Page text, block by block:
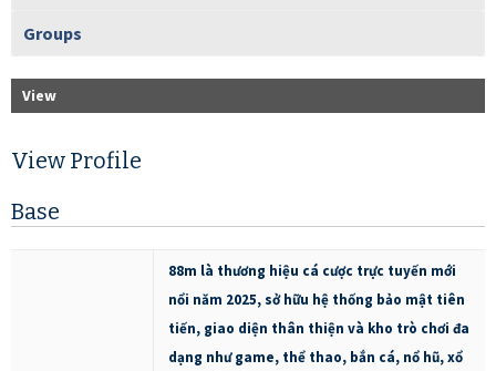
Groups
View
View Profile
Base
88m là thương hiệu cá cược trực tuyến mới
nổi năm 2025, sở hữu hệ thống bảo mật tiên
tiến, giao diện thân thiện và kho trò chơi đa
dạng như game, thể thao, bắn cá, nổ hũ, xổ